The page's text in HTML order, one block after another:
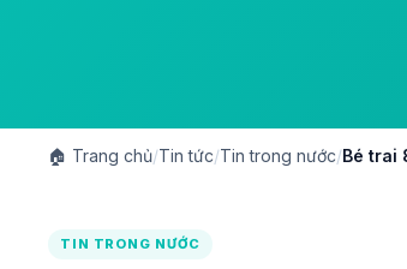
🏠 Trang chủ/Tin tức/Tin trong nước/Bé trai
TIN TRONG NƯỚC